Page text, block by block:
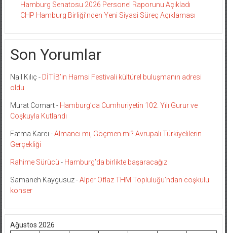
Hamburg Senatosu 2026 Personel Raporunu Açıkladı
CHP Hamburg Birliği’nden Yeni Siyasi Süreç Açıklaması
Son Yorumlar
Nail Kılıç - DİTİB’in Hamsi Festivali kültürel buluşmanın adresi
oldu
Murat Comart- Hamburg’da Cumhuriyetin 102. Yılı Gurur ve
Coşkuyla Kutlandı
Fatma Karcı -Almancı mı, Göçmen mi? Avrupalı Türkiyelilerin
Gerçekliği
Rahime Sürücü - Hamburg’da birlikte başaracağız
Samaneh Kaygusuz-Alper Oflaz THM Topluluğu’ndan coşkulu
konser
Ağustos 2026